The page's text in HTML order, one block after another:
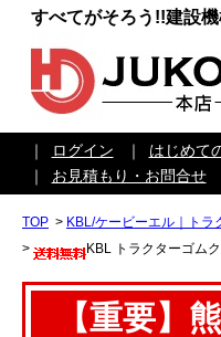
すべてがそろう!!建設
｜ ログイン ｜ はじめて
｜
お見積もり・お問合せ
TOP > KBL/ケービーエル｜トラ
>
KBL トラクターゴム
【重要】